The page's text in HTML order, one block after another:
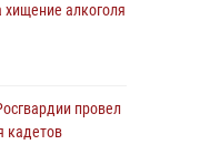
алкоголя
провел
кадетов